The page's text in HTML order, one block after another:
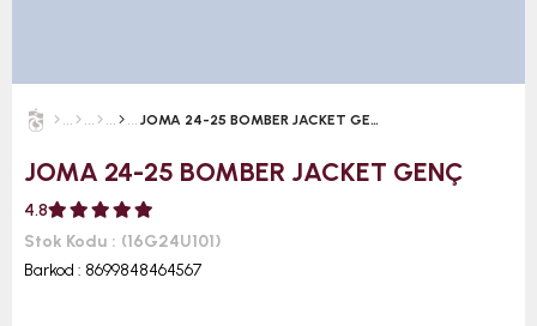
JOMA 24-25 BOMBER JACKET GENÇ
JOMA 24-25 BOMBER JACKET GENÇ
4.8
Stok Kodu
(16G24U101)
Barkod : 8699848464567